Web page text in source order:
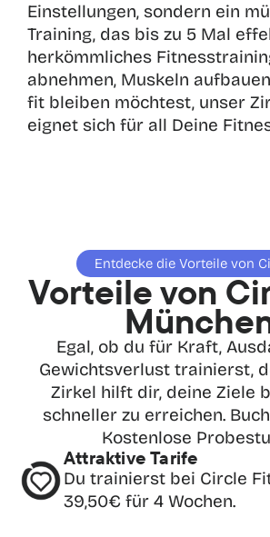
Einstellungen, sondern ein
Training, das bis zu 5 Mal
herkömmliches
abnehmen, Muskeln
fit bleiben möchtest, unser
eignet sich für all Deine
Entdecke die Vorteile von
Vorteile von
Egal, ob du für Kraft,
Gewichtsverlust trainierst,
Zirkel hilft dir, deine Ziele
schneller zu erreichen.
Kostenlose
Attraktive Tarife
Du trainierst bei Circle
39,50€ für 4 Wochen.